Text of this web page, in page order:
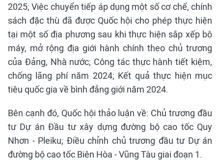
2025; Việc chuyển tiếp áp dụng một số cơ chế, chính
sách đặc thù đã được Quốc hội cho phép thực hiện
tại một số địa phương sau khi thực hiện sắp xếp bộ
máy, mở rộng địa giới hành chính theo chủ trương
của Đảng, Nhà nước; Công tác thực hành tiết kiệm,
chống lãng phí năm 2024; Kết quả thực hiện mục
tiêu quốc gia về bình đẳng giới năm 2024.
Bên cạnh đó, Quốc hội thảo luận về: Chủ trương đầu
tư Dự án Đầu tư xây dựng đường bộ cao tốc Quy
Nhơn - Pleiku; Điều chỉnh chủ trương đầu tư Dự án
đường bộ cao tốc Biên Hòa - Vũng Tàu giai đoạn 1.